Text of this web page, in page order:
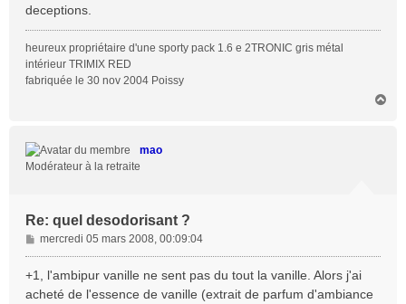
deceptions.
heureux propriétaire d'une sporty pack 1.6 e 2TRONIC gris métal
intérieur TRIMIX RED
fabriquée le 30 nov 2004 Poissy
mao
Modérateur à la retraite
Re: quel desodorisant ?
M
e
s
s
mercredi 05 mars 2008, 00:09:04
+1, l'ambipur vanille ne sent pas du tout la vanille. Alors j'ai
acheté de l'essence de vanille (extrait de parfum d'ambiance